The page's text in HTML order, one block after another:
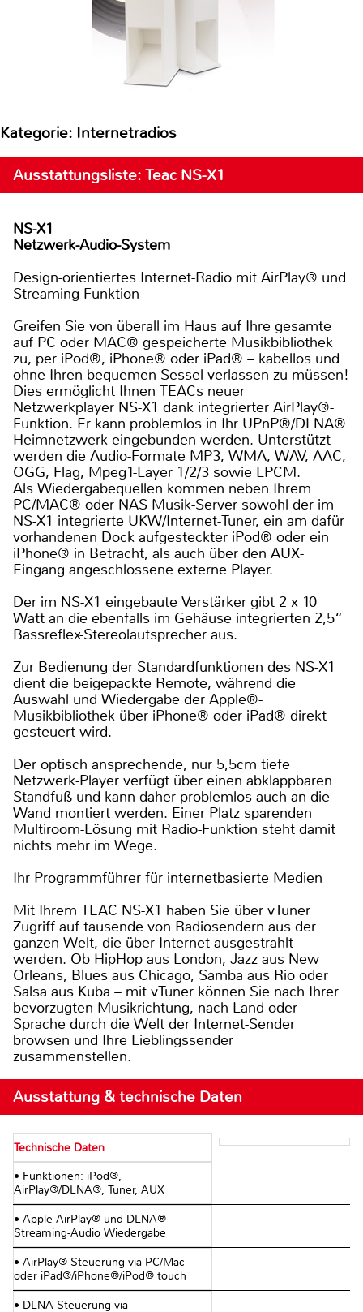
Kategorie: Internetradios
Ausstattungsliste: Teac NS-X1
NS-X1
Netzwerk-Audio-System
Design-orientiertes Internet-Radio mit AirPlay® und
Streaming-Funktion
Greifen Sie von überall im Haus auf Ihre gesamte
auf PC oder MAC® gespeicherte Musikbibliothek
zu, per iPod®, iPhone® oder iPad® – kabellos und
ohne Ihren bequemen Sessel verlassen zu müssen!
Dies ermöglicht Ihnen TEACs neuer
Netzwerkplayer NS-X1 dank integrierter AirPlay®-
Funktion. Er kann problemlos in Ihr UPnP®/DLNA®
Heimnetzwerk eingebunden werden. Unterstützt
werden die Audio-Formate MP3, WMA, WAV, AAC,
OGG, Flag, Mpeg1-Layer 1/2/3 sowie LPCM.
Als Wiedergabequellen kommen neben Ihrem
PC/MAC® oder NAS Musik-Server sowohl der im
NS-X1 integrierte UKW/Internet-Tuner, ein am dafür
vorhandenen Dock aufgesteckter iPod® oder ein
iPhone® in Betracht, als auch über den AUX-
Eingang angeschlossene externe Player.
Der im NS-X1 eingebaute Verstärker gibt 2 x 10
Watt an die ebenfalls im Gehäuse integrierten 2,5“
Bassreflex-Stereolautsprecher aus.
Zur Bedienung der Standardfunktionen des NS-X1
dient die beigepackte Remote, während die
Auswahl und Wiedergabe der Apple®-
Musikbibliothek über iPhone® oder iPad® direkt
gesteuert wird.
Der optisch ansprechende, nur 5,5cm tiefe
Netzwerk-Player verfügt über einen abklappbaren
Standfuß und kann daher problemlos auch an die
Wand montiert werden. Einer Platz sparenden
Multiroom-Lösung mit Radio-Funktion steht damit
nichts mehr im Wege.
Ihr Programmführer für internetbasierte Medien
Mit Ihrem TEAC NS-X1 haben Sie über vTuner
Zugriff auf tausende von Radiosendern aus der
ganzen Welt, die über Internet ausgestrahlt
werden. Ob HipHop aus London, Jazz aus New
Orleans, Blues aus Chicago, Samba aus Rio oder
Salsa aus Kuba – mit vTuner können Sie nach Ihrer
bevorzugten Musikrichtung, nach Land oder
Sprache durch die Welt der Internet-Sender
browsen und Ihre Lieblingssender
zusammenstellen.
Ausstattung & technische Daten
Technische Daten
• Funktionen: iPod®,
AirPlay®/DLNA®, Tuner, AUX
• Apple AirPlay® und DLNA®
Streaming-Audio Wiedergabe
• AirPlay®-Steuerung via PC/Mac
oder iPad®/iPhone®/iPod® touch
• DLNA Steuerung via